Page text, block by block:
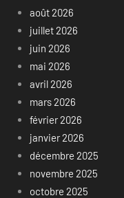
août 2026
juillet 2026
juin 2026
mai 2026
avril 2026
mars 2026
février 2026
janvier 2026
décembre 2025
novembre 2025
octobre 2025